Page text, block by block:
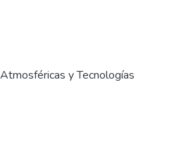
y Tecnologías